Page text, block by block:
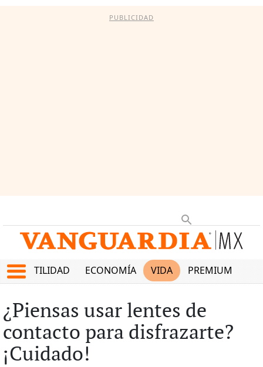
PUBLICIDAD
UTILIDAD ECONOMÍA VIDA PREMIUM
¿Piensas usar lentes de
contacto para disfrazarte?
¡Cuidado!